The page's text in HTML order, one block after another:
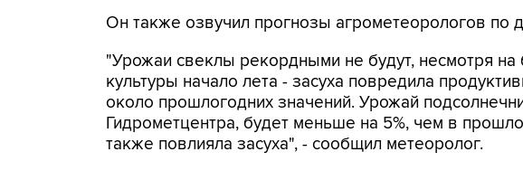
Он также озвучил прогнозы агрометеорологов по
"Урожаи свеклы рекордными не будут, несмотря на
культуры начало лета - засуха повредила
около прошлогодних значений. Урожай
Гидрометцентра, будет меньше на 5%, чем в
также повлияла засуха", - сообщил метеоролог.